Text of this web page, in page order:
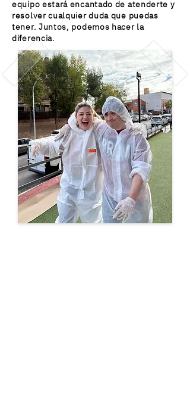
equipo estará encantado de atenderte y
resolver cualquier duda que puedas
tener. Juntos, podemos hacer la
diferencia.